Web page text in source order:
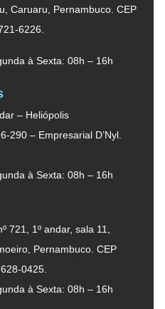
Caruaru, Pernambuco. CEP
6226.
à Sexta: 08h – 16h
– Heliópolis
290 – Empresarial D’Nyl.
à Sexta: 08h – 16h
721, 1º andar, sala 11,
Pernambuco. CEP
0425.
à Sexta: 08h – 16h